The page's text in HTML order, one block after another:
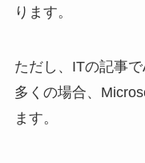
ります。
ただし、ITの記事
多くの場合、
ます。